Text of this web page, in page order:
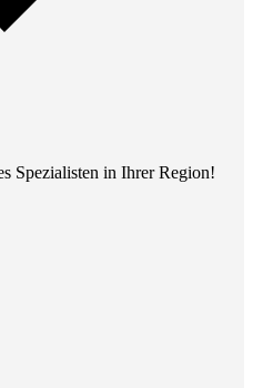
Spezialisten in Ihrer Region!